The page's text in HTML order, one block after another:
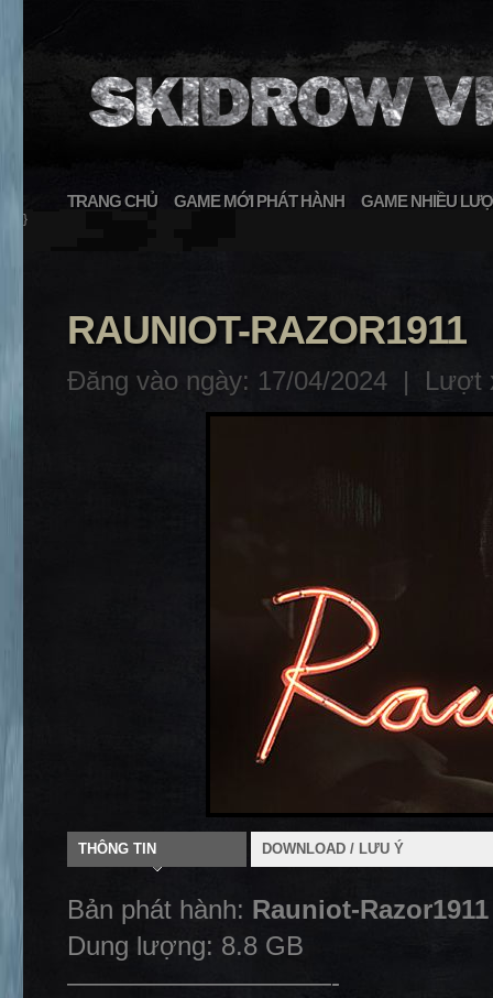
TRANG CHỦ GAME MỚI PHÁT HÀNH GAME NHIỀU
}
RAUNIOT-RAZOR1911
Đăng vào ngày: 17/04/2024 | Lượt
THÔNG TIN DOWNLOAD / LƯU Ý
Bản phát hành: Rauniot-Razor1911
Dung lượng: 8.8 GB
——————————-